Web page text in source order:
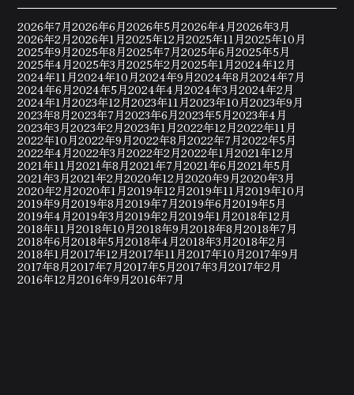
2026年7月2026年6月2026年5月2026年4月2026年3月
2026年2月2026年1月2025年12月2025年11月2025年10月
2025年9月2025年8月2025年7月2025年6月2025年5月
2025年4月2025年3月2025年2月2025年1月2024年12月
2024年11月2024年10月2024年9月2024年8月2024年7月
2024年6月2024年5月2024年4月2024年3月2024年2月
2024年1月2023年12月2023年11月2023年10月2023年9月
2023年8月2023年7月2023年6月2023年5月2023年4月
2023年3月2023年2月2023年1月2022年12月2022年11月
2022年10月2022年9月2022年8月2022年7月2022年5月
2022年4月2022年3月2022年2月2022年1月2021年12月
2021年11月2021年8月2021年7月2021年6月2021年5月
2021年3月2021年2月2020年12月2020年9月2020年3月
2020年2月2020年1月2019年12月2019年11月2019年10月
2019年9月2019年8月2019年7月2019年6月2019年5月
2019年4月2019年3月2019年2月2019年1月2018年12月
2018年11月2018年10月2018年9月2018年8月2018年7月
2018年6月2018年5月2018年4月2018年3月2018年2月
2018年1月2017年12月2017年11月2017年10月2017年9月
2017年8月2017年7月2017年5月2017年3月2017年2月
2016年12月2016年9月2016年7月